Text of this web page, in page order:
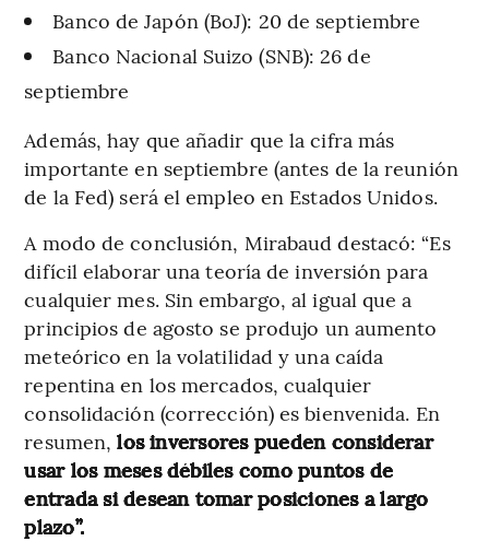
Banco de Japón (BoJ): 20 de septiembre
Banco Nacional Suizo (SNB): 26 de
septiembre
Además, hay que añadir que la cifra más
importante en septiembre (antes de la reunión
de la Fed) será el empleo en Estados Unidos.
A modo de conclusión, Mirabaud destacó: “Es
difícil elaborar una teoría de inversión para
cualquier mes. Sin embargo, al igual que a
principios de agosto se produjo un aumento
meteórico en la volatilidad y una caída
repentina en los mercados, cualquier
consolidación (corrección) es bienvenida. En
resumen,los inversores pueden considerar
usar los meses débiles como puntos de
entrada si desean tomar posiciones a largo
plazo”.